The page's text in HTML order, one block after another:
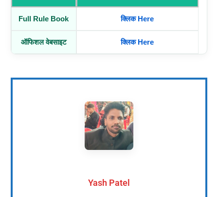
Full Rule Book क्लिक Here
ऑफिशल वेबसाइट क्लिक Here
Yash Patel